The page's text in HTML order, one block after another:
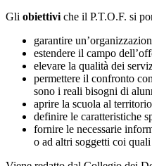
Gli obiettivi che il P.T.O.F. si
garantire
estendere il campo
elevare la qualità dei
permettere il confronto
sono i reali bisogni di
aprire la scuola al territorio
definire le caratteristiche
fornire le necessarie
o ad altri soggetti coi